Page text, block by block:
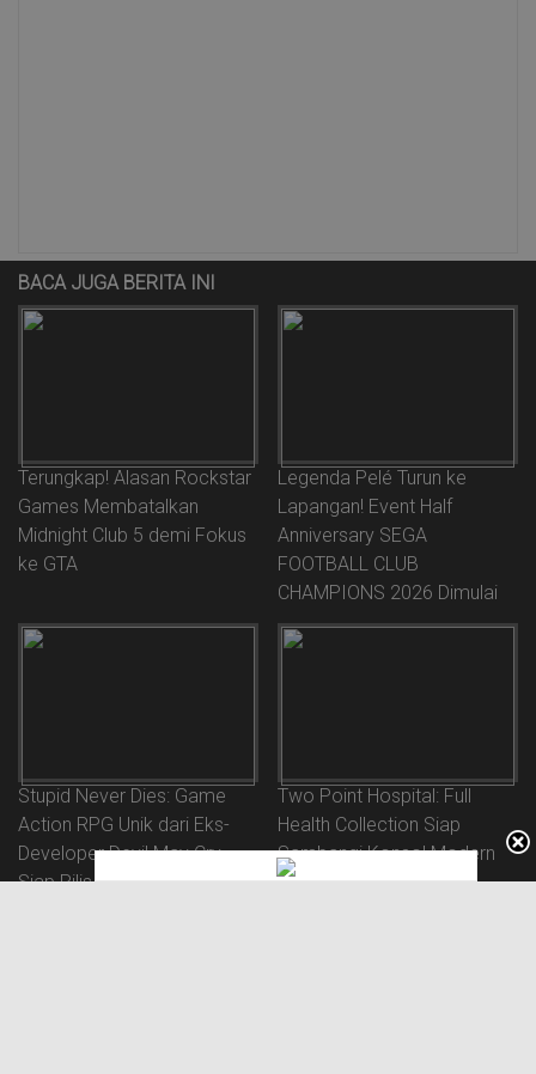
BACA JUGA BERITA INI
Terungkap! Alasan Rockstar
Games Membatalkan
Midnight Club 5 demi Fokus
ke GTA
Legenda Pelé Turun ke
Lapangan! Event Half
Anniversary SEGA
FOOTBALL CLUB
CHAMPIONS 2026 Dimulai
Stupid Never Dies: Game
Action RPG Unik dari Eks-
Developer Devil May Cry
Siap Rilis 22 Oktober 2026!
Two Point Hospital: Full
Health Collection Siap
Sambangi Konsol Modern
Termaside Switch 2!